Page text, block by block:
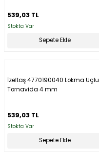
539,03 TL
Stokta Var
Sepete Ekle
İzeltaş 4770190040 Lokma Uçlu
Tornavida 4 mm
539,03 TL
Stokta Var
Sepete Ekle